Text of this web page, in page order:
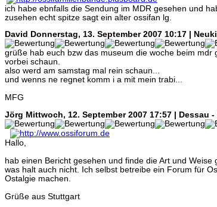
ich habe ebnfalls die Sendung im MDR gesehen und
zusehen echt spitze sagt ein alter ossifan lg.
David
Donnerstag, 13. September 2007 10:17 |
grüße hab euch bzw das museum die woche beim mdr
vorbei schaun.
also werd am samstag mal rein schaun...
und wenns ne regnet komm i a mit mein trabi...
MFG
Jörg Mittwoch, 12. September 2007 17:57 | Dessau
Hallo,
hab einen Bericht gesehen und finde die Art und
was halt auch nicht. Ich selbst betreibe ein Forum für
Ostalgie machen.
Grüße aus Stuttgart